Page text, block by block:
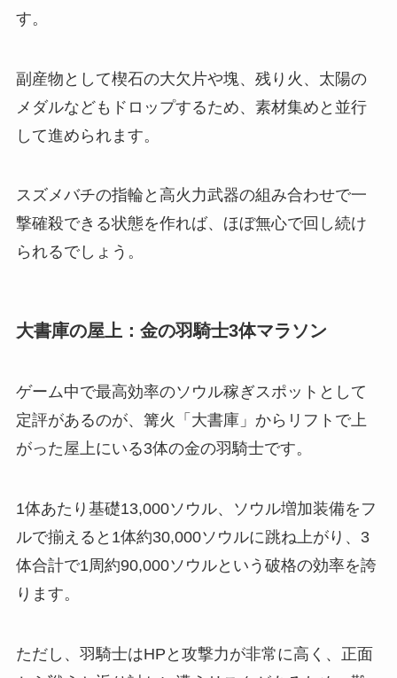
す。
副産物として楔石の大欠片や塊、残り火、太陽の
メダルなどもドロップするため、素材集めと並行
して進められます。
スズメバチの指輪と高火力武器の組み合わせで一
撃確殺できる状態を作れば、ほぼ無心で回し続け
られるでしょう。
大書庫の屋上：金の羽騎士3体マラソン
ゲーム中で最高効率のソウル稼ぎスポットとして
定評があるのが、篝火「大書庫」からリフトで上
がった屋上にいる3体の金の羽騎士です。
1体あたり基礎13,000ソウル、ソウル増加装備をフ
ルで揃えると1体約30,000ソウルに跳ね上がり、3
体合計で1周約90,000ソウルという破格の効率を誇
ります。
ただし、羽騎士はHPと攻撃力が非常に高く、正面